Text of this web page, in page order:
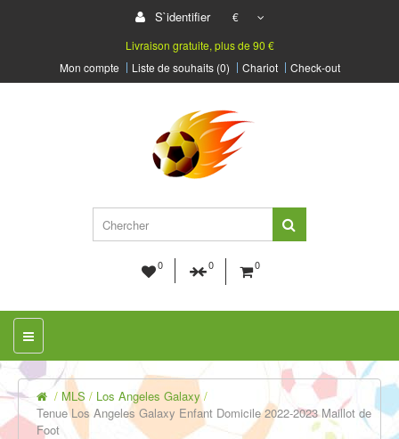
S`identifier
€
Livraison gratuite, plus de 90 €
Mon compte
Liste de souhaits (0) Chariot Check-out
0 0 0
MLS
Los Angeles Galaxy
Tenue Los Angeles Galaxy Enfant Domicile 2022-2023 Maillot de
Foot